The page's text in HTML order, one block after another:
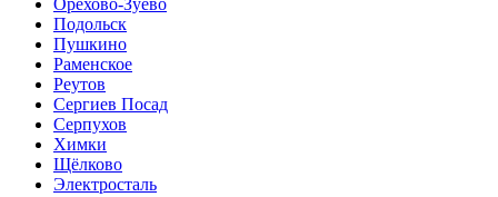
Орехово-Зуево
Подольск
Пушкино
Раменское
Реутов
Сергиев Посад
Серпухов
Химки
Щёлково
Электросталь